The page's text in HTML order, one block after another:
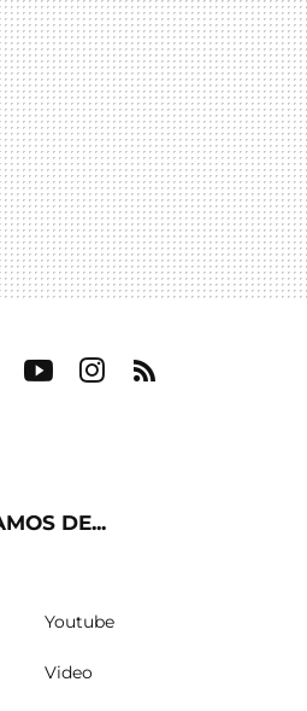
DE...
Youtube
Video